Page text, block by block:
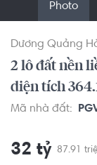
Photo
Dương Quảng
2 lô đất nền
diện tích
Mã nhà đất:
32 tỷ 87.91